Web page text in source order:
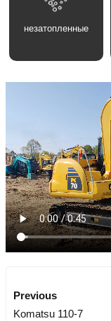
незатопленные
Previous
Komatsu 110-7